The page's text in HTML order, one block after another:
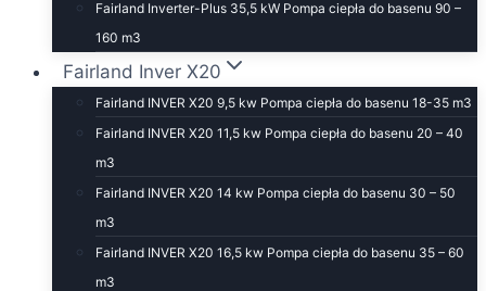
Fairland Inverter-Plus 35,5 kW Pompa ciepła do basenu 90 –
160 m3
Fairland Inver X20
Fairland INVER X20 9,5 kw Pompa ciepła do basenu 18-35 m3
Fairland INVER X20 11,5 kw Pompa ciepła do basenu 20 – 40
m3
Fairland INVER X20 14 kw Pompa ciepła do basenu 30 – 50
m3
Fairland INVER X20 16,5 kw Pompa ciepła do basenu 35 – 60
m3